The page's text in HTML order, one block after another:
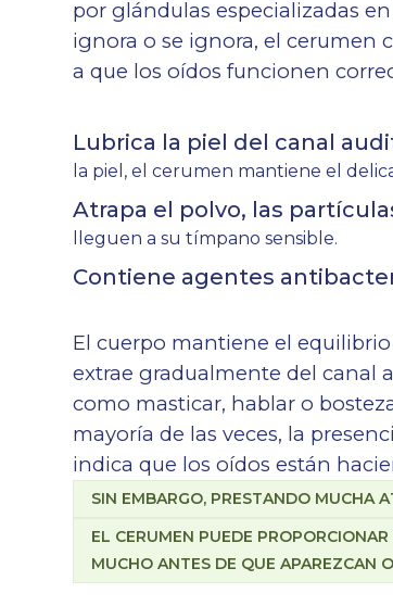
por glándulas especializadas
ignora o se ignora, el cerumen
a que los oídos funcionen
Lubrica la piel del canal
la piel, el cerumen mantiene el
Atrapa el polvo, las
lleguen a su tímpano sensible.
Contiene agentes
El cuerpo mantiene el
extrae gradualmente del canal
como masticar, hablar o
mayoría de las veces, la
indica que los oídos están
SIN EMBARGO, PRESTANDO MUCHA
EL CERUMEN PUEDE
MUCHO ANTES DE QUE APAREZCAN